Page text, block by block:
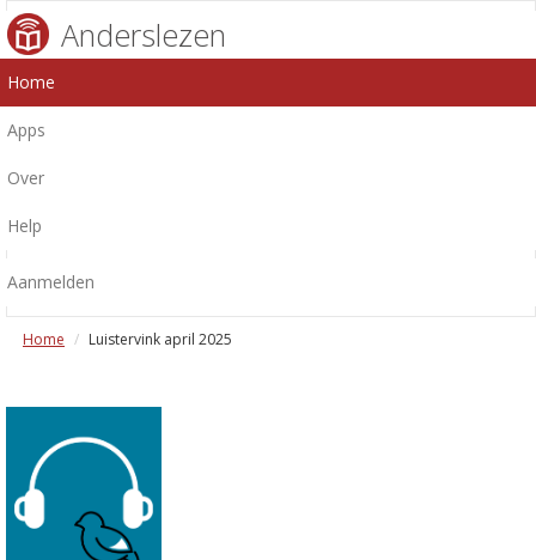
Anderslezen
Home
Apps
Over
Help
Aanmelden
Home Luistervink april 2025